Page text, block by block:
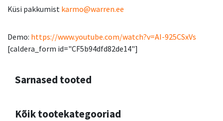
Küsi pakkumist karmo@warren.ee
Demo: https://www.youtube.com/watch?v=AI-925CSxVs
[caldera_form id="CF5b94dfd82de14"]
Sarnased tooted
Kõik tootekategooriad